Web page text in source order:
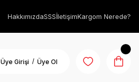
HakkımızdaSSSİletişimKargom Nerede?
Üye Girişi / Üye Ol